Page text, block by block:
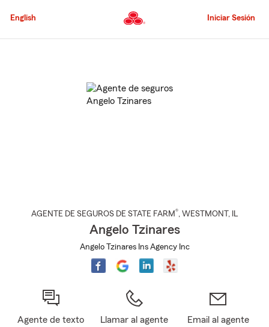
al
principal
English Iniciar Sesión
AGENTE DE SEGUROS DE STATE FARM®, WESTMONT , IL
Angelo Tzinares
Angelo Tzinares Ins Agency Inc
Agente de texto Llamar al agente Email al agente